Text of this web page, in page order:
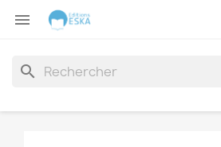

search